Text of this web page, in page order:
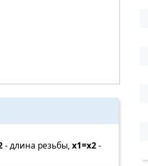
- длина резьбы,x1=x2-